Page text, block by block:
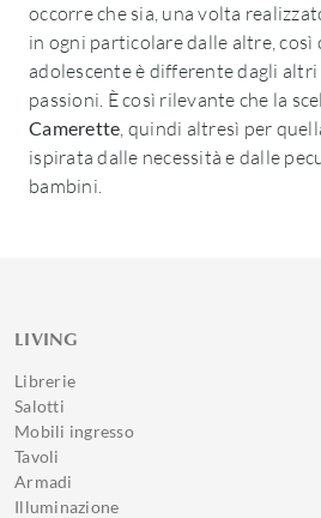
occorre che sia, una volta
in ogni particolare dalle altre, così
adolescente è differente dagli
passioni. È così rilevante che la
Camerette, quindi altresì per
ispirata dalle necessità e dalle
bambini.
LIVING
Librerie
Salotti
Mobili ingresso
Tavoli
Armadi
Illuminazione